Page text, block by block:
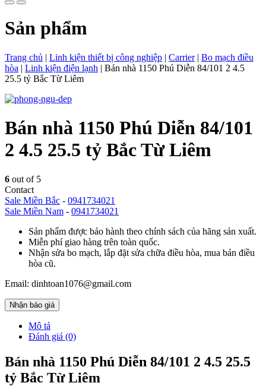
Sản phẩm
Trang chủ | Linh kiện thiết bị công nghiệp | Carrier| Bo mạch điều
hòa | Linh kiện điện lạnh | Bán nhà 1150 Phú Diễn 84/101 2 4.5
25.5 tỷ Bắc Từ Liêm
Bán nhà 1150 Phú Diễn 84/101
2 4.5 25.5 tỷ Bắc Từ Liêm
6 out of 5
Contact
Sale Miền Bắc - 0941734021
Sale Miền Nam - 0941734021
Sản phẩm được bảo hành theo chính sách của hãng sản xuất.
Miễn phí giao hàng trên toàn quốc.
Nhận sửa bo mạch, lắp đặt sửa chữa điều hòa, mua bán điều
hòa cũ.
Email: dinhtoan1076@gmail.com
Nhận báo giá
Mô tả
Đánh giá (0)
Bán nhà 1150 Phú Diễn 84/101 2 4.5 25.5
tỷ Bắc Từ Liêm